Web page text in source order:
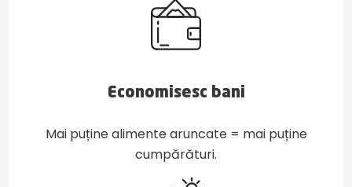
Economisesc bani
Mai puține alimente aruncate = mai puține
cumpărături.